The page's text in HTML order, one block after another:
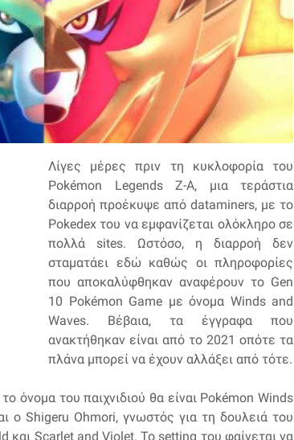
Λίγες μέρες πριν τη κυκλοφορία του
Pokémon Legends Z-A, μια τεράστια
διαρροή προέκυψε από dataminers, με το
Pokedex του να εμφανίζεται ολόκληρο σε
πολλά sites. Ωστόσο, η διαρροή δεν
σταματάει εδώ καθώς οι πληροφορίες
που αποκαλύφθηκαν αναφέρουν το Gen
10 Pokémon Game με όνομα Winds and
Waves. Βέβαια, τα έγγραφα που
ανακτήθηκαν είναι από το 2021 οπότε τα
πλάνα μπορεί να έχουν αλλάξει από τότε.
όνομα του παιχνιδιού θα είναι Pokémon Winds
ο Shigeru Ohmori, γνωστός για τη δουλειά του
και Scarlet and Violet. Το setting του φαίνεται να